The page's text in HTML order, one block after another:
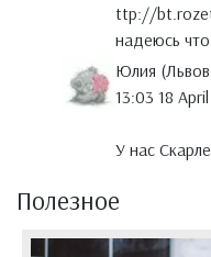
ttp://
надеюсь
Юлия
13:03 18
У нас
Полезное